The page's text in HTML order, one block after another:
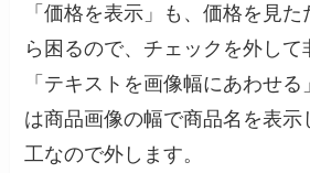
「価格を表示」も、価格を見
ら困るので、チェックを外して
「テキストを画像幅にあわせ
は商品画像の幅で商品名を表示
工なので外します。